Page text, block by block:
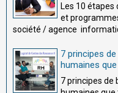
Les 10 étapes
et
société / agence
7 principes
humaines
7 principes de